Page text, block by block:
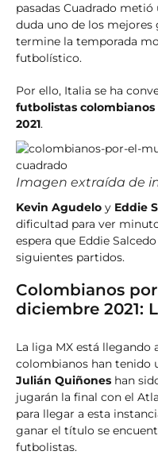
pasadas Cuadrado
duda uno de los mejores
termine la temporada
futbolístico.
Por ello, Italia se ha
futbolistas
2021.
Imagen extraída de
Kevin Agudelo y Eddie
dificultad para ver
espera que Eddie
siguientes partidos.
Colombianos
diciembre 2021:
La liga MX está llegando
colombianos han tenido
Julián Quiñones han
jugarán la final con el
para llegar a esta
ganar el título se
futbolistas.